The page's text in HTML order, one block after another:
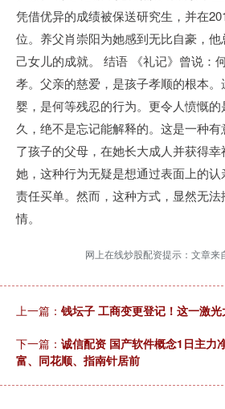
凭借优异的成绩被保送研究生，并在
位。养父肖崇阳为她感到无比自豪，
己女儿的成就。 结语 《礼记》曾说：
孝。父亲的慈爱，是孩子孝顺的根本
婴，是何等残忍的行为。更令人愤慨
久，绝不是忘记能解释的。这是一种
了孩子的父母，在她长大成人并获得
她，这种行为无疑是想通过表面上的
责任买单。然而，这种方式，显然无
情。
网上在线炒股配资提示：文章来
上一篇： 钱坛子 工商变更登记！这一激
下一篇： 诚信配资 国产软件概念1日主力
富、同花顺、指南针居前